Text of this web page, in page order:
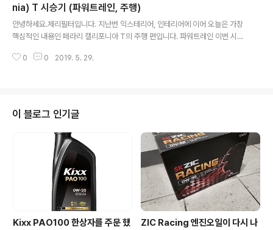
초로 한국인들의 정서를 잘 맞춰 온 차량이라고 할 수 있을 것 같습니다. 그러면,
나온지 좀 되었지만… LF 쏘나타도 한국인의 ..
nia) T 시승기 (파워트레인, 주행)
안녕하세요.체리필터입니다. 지난번 익스테리어, 인테리어에 이어 오늘은 가장
핵심적인 내용인 페라리 캘리포니아 T의 주행 편입니다. 파워트레인 이번 시승
보자면 V8 3,855cc 터보 엔진에 마력 560hp, 토크 77.0kg.m를 내는 녀석
적으로 좋아 졌습니다. (사실 제 스포텁이 9.7km/l인데 캘리포니아의 연비는
믿을 수 없습니다 -.-;;)사실 저 역시 그 동안 많은 차량들을 타..
0 0 2019. 5. 29.
이 블로그 인기글
Kixx PAO100 한상자를 주문 했
ZIC Racing 엔진오일이 다시 나